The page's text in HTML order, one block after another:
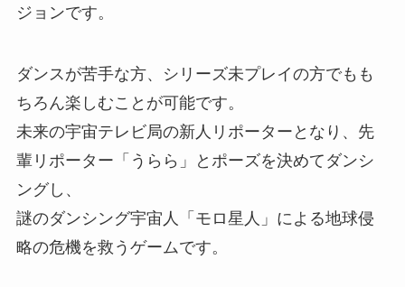
ジョンです。
ダンスが苦手な方、シリーズ未プレイの方でもも
ちろん楽しむことが可能です。
未来の宇宙テレビ局の新人リポーターとなり、先
輩リポーター「うらら」とポーズを決めてダンシ
ングし、
謎のダンシング宇宙人「モロ星人」による地球侵
略の危機を救うゲームです。